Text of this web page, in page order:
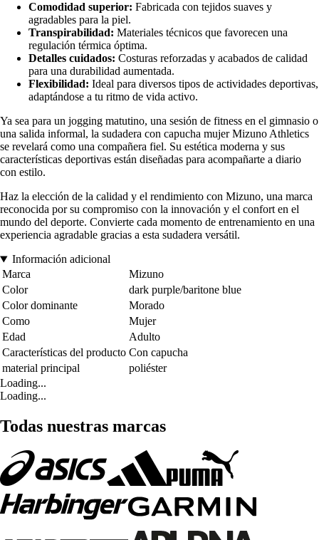
Comodidad superior: Fabricada con tejidos suaves y
agradables para la piel.
Transpirabilidad: Materiales técnicos que favorecen una
regulación térmica óptima.
Detalles cuidados: Costuras reforzadas y acabados de calidad
para una durabilidad aumentada.
Flexibilidad: Ideal para diversos tipos de actividades deportivas,
adaptándose a tu ritmo de vida activo.
Ya sea para un jogging matutino, una sesión de fitness en el gimnasio o
una salida informal, la sudadera con capucha mujer Mizuno Athletics
se revelará como una compañera fiel. Su estética moderna y sus
características deportivas están diseñadas para acompañarte a diario
con estilo.
Haz la elección de la calidad y el rendimiento con Mizuno, una marca
reconocida por su compromiso con la innovación y el confort en el
mundo del deporte. Convierte cada momento de entrenamiento en una
experiencia agradable gracias a esta sudadera versátil.
Información adicional
Marca
Mizuno
Color
dark purple/baritone blue
Color dominante
Morado
Como
Mujer
Edad
Adulto
Características del producto Con capucha
material principal
poliéster
Loading...
Loading...
Todas nuestras marcas